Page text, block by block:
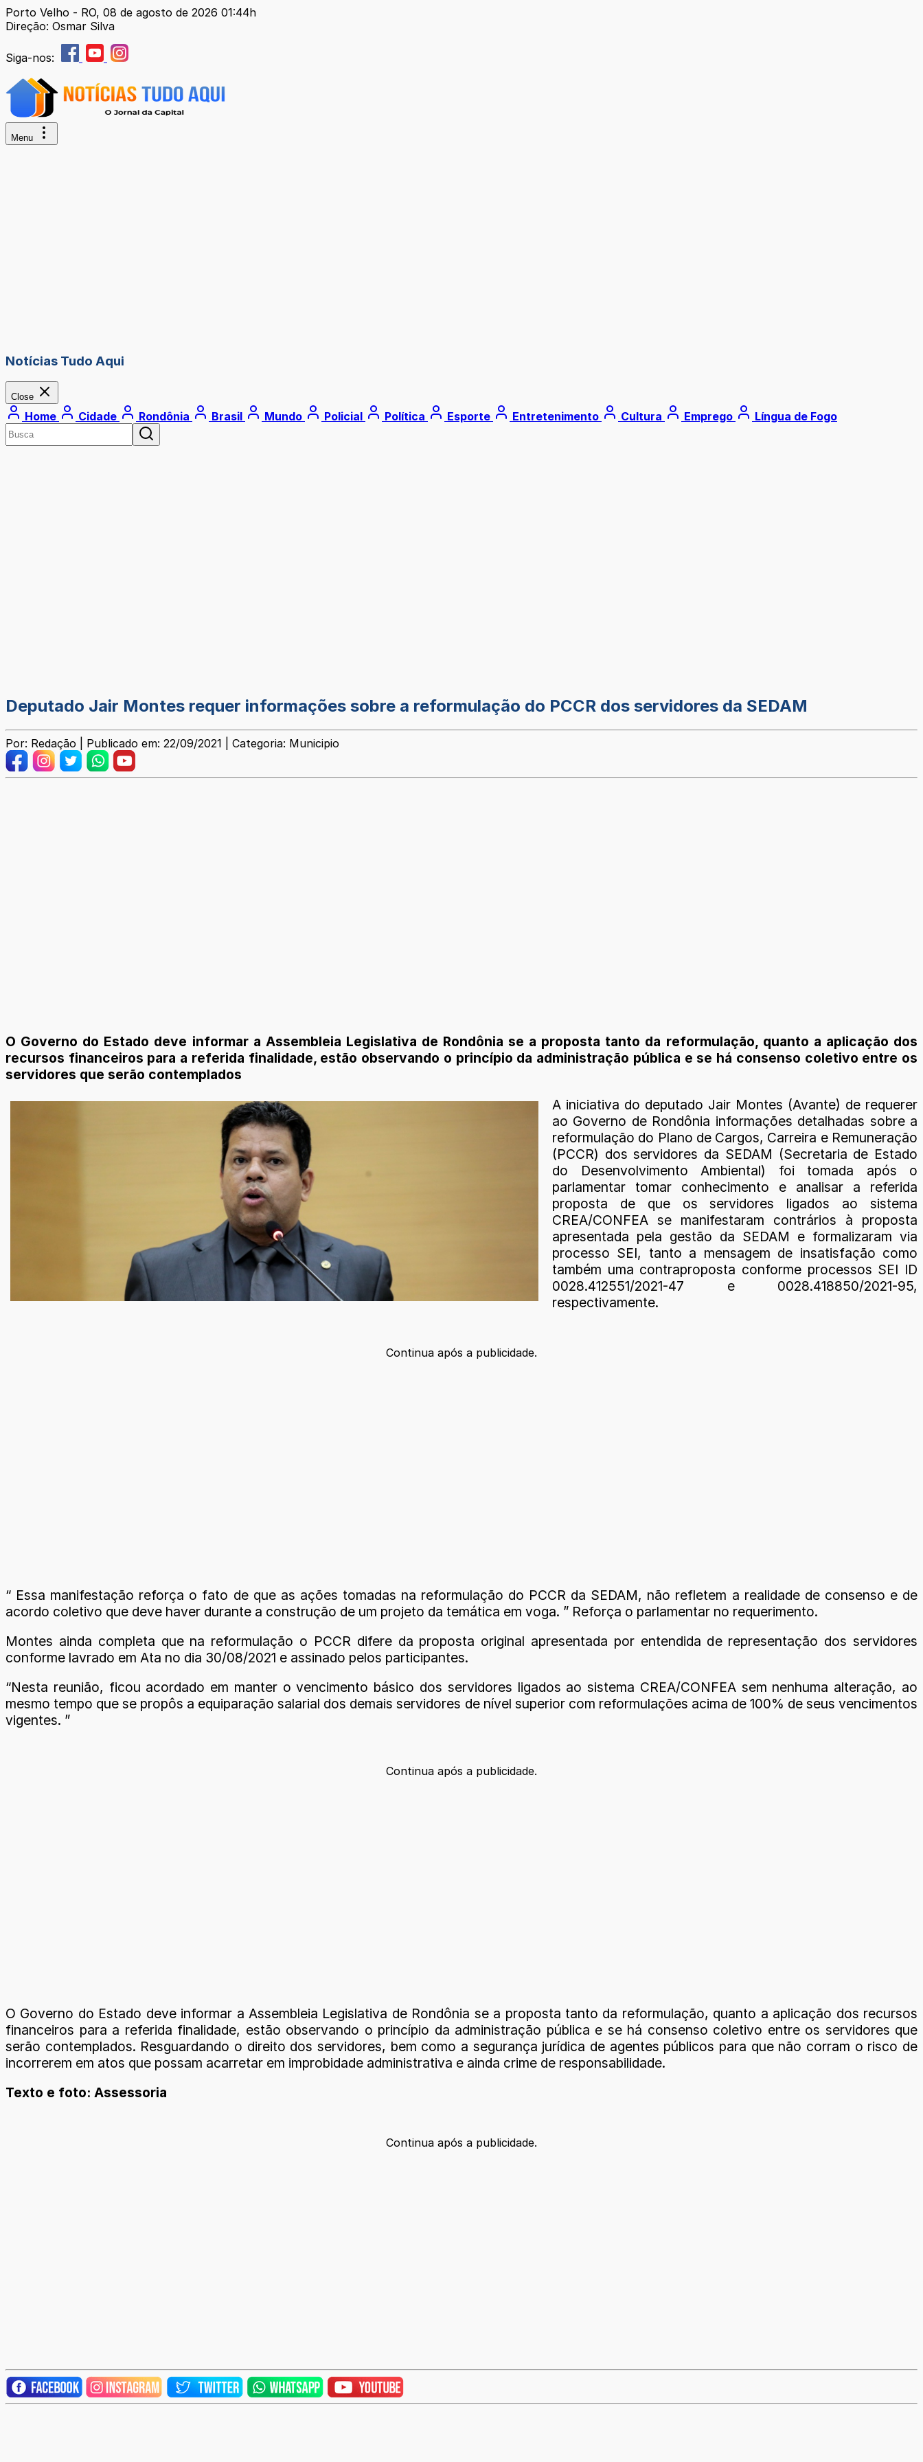
Porto Velho - RO, 08 de agosto de 2026 01:44h
Direção: Osmar Silva
Siga-nos:
Menu
Notícias Tudo Aqui
Close
Home Cidade Rondônia Brasil Mundo Policial Política Esporte Entretenimento Cultura Emprego Língua de Fogo
Deputado Jair Montes requer informações sobre a reformulação do PCCR dos servidores da SEDAM
Por: Redação | Publicado em: 22/09/2021 | Categoria: Municipio
O Governo do Estado deve informar a Assembleia Legislativa de Rondônia se a proposta tanto da reformulação, quanto a aplicação dos
recursos financeiros para a referida finalidade, estão observando o princípio da administração pública e se há consenso coletivo entre os
servidores que serão contemplados
A iniciativa do deputado Jair Montes (Avante) de requerer
ao Governo de Rondônia informações detalhadas sobre a
reformulação do Plano de Cargos, Carreira e Remuneração
(PCCR) dos servidores da SEDAM (Secretaria de Estado
do Desenvolvimento Ambiental) foi tomada após o
parlamentar tomar conhecimento e analisar a referida
proposta de que os servidores ligados ao sistema
CREA/CONFEA se manifestaram contrários à proposta
apresentada pela gestão da SEDAM e formalizaram via
processo SEI, tanto a mensagem de insatisfação como
também uma contraproposta conforme processos SEI ID
0028.412551/2021-47 e 0028.418850/2021-95,
respectivamente.
Continua após a publicidade.
“ Essa manifestação reforça o fato de que as ações tomadas na reformulação do PCCR da SEDAM, não refletem a realidade de consenso e de
acordo coletivo que deve haver durante a construção de um projeto da temática em voga. ” Reforça o parlamentar no requerimento.
Montes ainda completa que na reformulação o PCCR difere da proposta original apresentada por entendida de representação dos servidores
conforme lavrado em Ata no dia 30/08/2021 e assinado pelos participantes.
“Nesta reunião, ficou acordado em manter o vencimento básico dos servidores ligados ao sistema CREA/CONFEA sem nenhuma alteração, ao
mesmo tempo que se propôs a equiparação salarial dos demais servidores de nível superior com reformulações acima de 100% de seus vencimentos
vigentes. ”
Continua após a publicidade.
O Governo do Estado deve informar a Assembleia Legislativa de Rondônia se a proposta tanto da reformulação, quanto a aplicação dos recursos
financeiros para a referida finalidade, estão observando o princípio da administração pública e se há consenso coletivo entre os servidores que
serão contemplados. Resguardando o direito dos servidores, bem como a segurança jurídica de agentes públicos para que não corram o risco de
incorrerem em atos que possam acarretar em improbidade administrativa e ainda crime de responsabilidade.
Texto e foto: Assessoria
Continua após a publicidade.